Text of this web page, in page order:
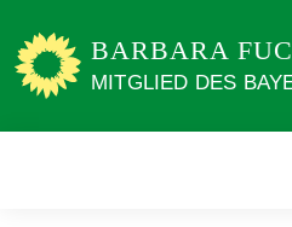
zum
Inhalt
BARBARA
MITGLIED DES